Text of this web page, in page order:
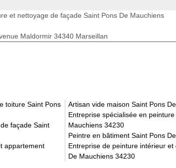
et nettoyage de façade Saint Pons De Mauchiens
Maldormir 34340 Marseillan
toiture Saint Pons
façade Saint
appartement
Artisan vide maison Saint Pons
Entreprise spécialisée en
Mauchiens 34230
Peintre en bâtiment Saint Pons
Entreprise de peinture intérieur
De Mauchiens 34230